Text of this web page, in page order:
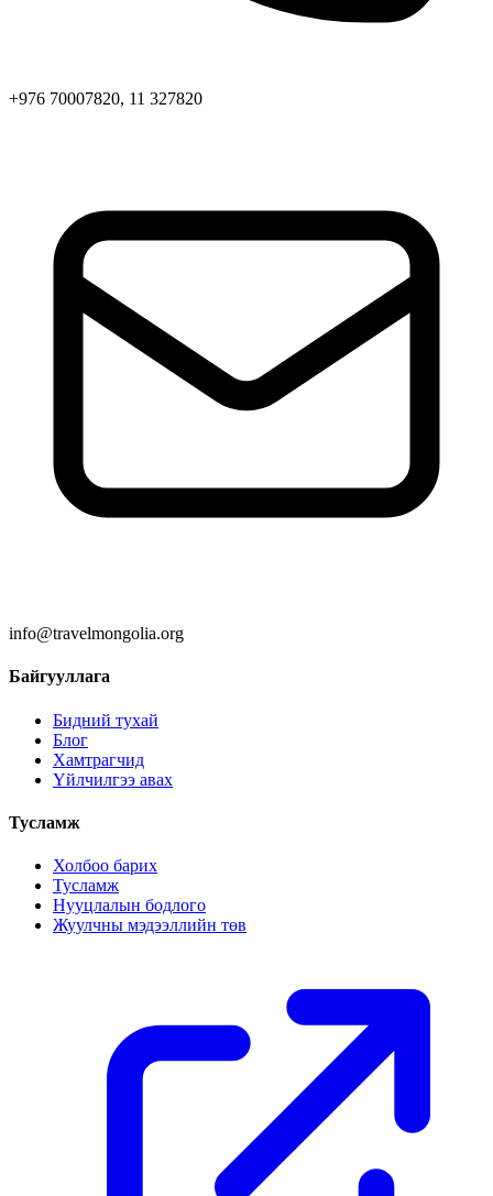
+976 70007820, 11 327820
info@travelmongolia.org
Байгууллага
Бидний тухай
Блог
Хамтрагчид
Үйлчилгээ авах
Тусламж
Холбоо барих
Тусламж
Нууцлалын бодлого
Жуулчны мэдээллийн төв